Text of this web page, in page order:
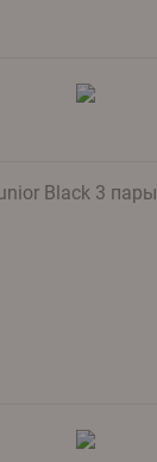
Black 3 пары